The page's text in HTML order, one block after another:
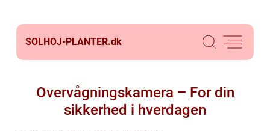
SOLHOJ-PLANTER.dk
Overvågningskamera – For din
sikkerhed i hverdagen